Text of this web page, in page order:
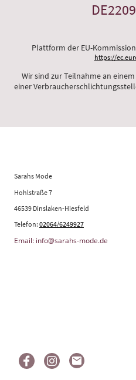
Plattform der EU-
https://
Wir sind zur Teilnahme an
einer
Sarahs Mode
Hohlstraße 7
46539 Dinslaken-Hiesfeld
Telefon: 02064/6249927
Email: info@sarahs-mode.de